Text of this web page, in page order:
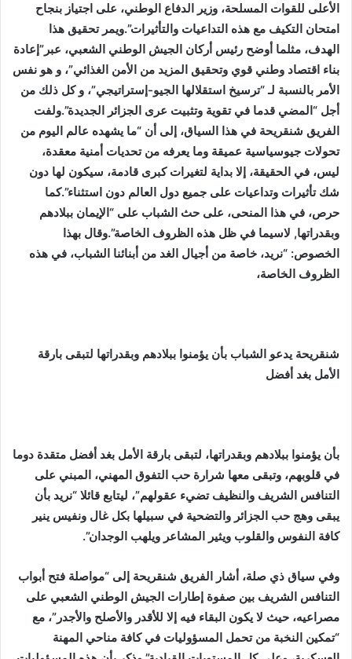
الأعلى للقوات المسلحة، وزير الدفاع الوطني، على اجتياز بنجاح
امتحان التكيف مع هذه التداعيات والتأثيرات”.ويمر تحقيق هذا
الهدف، مثلما أوضح رئيس أركان الجيش الوطني الشعبي، عبر”إعادة
بناء اقتصاد وطني قوي وتحقيق المزيد من الأمن الغذائي”، و هو نفس
الأمر بالنسبة لـ “ترسيخ استقلالها الجيو-إستراتيجي”، و كل ذلك من
أجل “المضي قدما في تقوية وتثبيت عرى الجزائر الجديدة”.ولفت
الفريق شنقريحة في هذا السياق، إلى أن “ما يشهده عالم اليوم من
تحولات جيوسياسية عميقة وما يعرفه من تحديات أمنية معقدة،
ليس، في الحقيقة، إلا بداية لتغيرات كبرى قادمة، سيكون لها دون
شك تأثيرات وتداعيات على جميع دول العالم دون استثناء”.كما
حرص، في هذا المنحى، على حث الشباب على “الإيمان ببلادهم
وبقدراتها, لاسيما في ظل هذه الظروف الخاصة”.وقال بهذا
الخصوص: “نريد، خاصة من أجيال الغد من أبنائنا الشباب، في هذه
الظروف الخاصة،
شنقريحة يدعو الشباب بأن يؤمنوا ببلادهم وبقدراتها لتبقى بارقة
الأمل بغد أفضل
بأن يؤمنوا ببلادهم وبقدراتها، لتبقى بارقة الأمل بغد أفضل متقدة دوما
في قلوبهم، وتبقى معها شرارة حب التفوق المهني، المبني على
التنافس الشريف والنظيف تضيء عقولهم”، ليتابع قائلا “نريد بأن
يبقى وهج حب الجزائر والتضحية في سبيلها بكل غال ونفيس ينير
كافة النفوس والقلوب ويثير المشاعر ويلهب الوجدان”.
وفي سياق ذي صلة، أشار الفريق شنقريحة إلى “مواصلة فتح أبواب
التنافس الشريف بين صفوة إطارات الجيش الوطني الشعبي على
مصراعيه، حيث لا يكون البقاء فيه إلا للأقدر والأصلح والأجدر”، مع
“تمكين النخبة من تحمل المسؤوليات في كافة مناحي المهنة